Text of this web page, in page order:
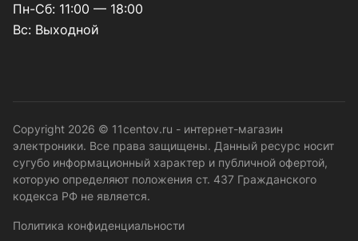
Пн-Сб: 11:00 — 18:00
Вс: Выходной
Copyright 2026 © 11centov.ru - интернет-магазин
электроники. Все права защищены. Данный ресурс носит
сугубо информационный характер и публичной офертой,
которую определяют положения ст. 437 Гражданского
кодекса РФ не является.
Политика конфиденциальности